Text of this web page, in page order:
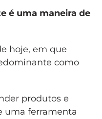
é uma maneira de
hoje, em que
como
produtos e
uma ferramenta